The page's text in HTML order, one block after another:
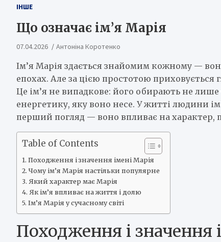
ІНШЕ
Що означає ім’я Марія
07.04.2026 Антоніна Коротенко
Ім’я Марія здається знайомим кожному —
епохах. Але за цією простотою
Це ім’я не випадкове: його обирають не лише
енергетику, яку воно несе. У житті людини
перший погляд — воно впливає на характер,
Table of Contents
Походження і значення імені Марія
Чому ім’я Марія настільки популярне
Який характер має Марія
Як ім’я впливає на життя і долю
Ім’я Марія у сучасному світі
Походження і значення